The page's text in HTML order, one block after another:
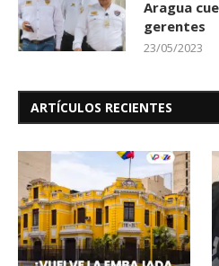
Aragua
gerentes
23/05/2023
ARTÍCULOS RECIENTES